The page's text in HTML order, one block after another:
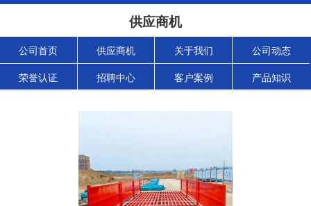
供应商机
公司首页 供应商机 关于我们 公司动态
荣誉认证 招聘中心 客户案例 产品知识